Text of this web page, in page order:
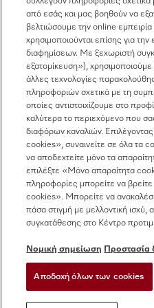
Πωλήσεις
210 6794444
Εξυπηρέτηση πελατών
210 6794444
Ακολουθήστε τη Miele
Νομική σημείωση
Ρυθμίσεις cookies
από εσάς και μας βοηθούν να
βελτιώσουμε την online
χρησιμοποιούνται επίσης για
διαφημίσεων. Με ξεχωριστή
εξατομίκευση»),
άλλες τεχνολογίες
πληροφοριών σχετικά με τη
οποίες αντιστοιχίζουμε στο
καλύτερα το περιεχόμενο που
διαφόρων καναλιών.
cookies», συναινείτε σε όλα τα
να αποδεχτείτε μόνο τα
επιλέξτε «Μόνο απαραίτητα
πληροφορίες μπορείτε να
cookies». Μπορείτε να
πάσα στιγμή με μελλοντική ισχύ,
συγκατάθεσης στο Κέντρο
Νομική σημείωση
Αποδοχή όλων των cookies